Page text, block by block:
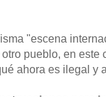
"escena
pueblo, en
ahora es ilegal y